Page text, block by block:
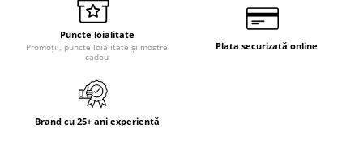
Puncte loialitate
Promoții, puncte loialitate și mostre
cadou
Plata securizată online
Brand cu 25+ ani experiență